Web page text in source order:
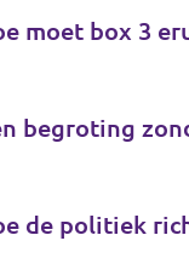
moet box 3
begroting
de politiek